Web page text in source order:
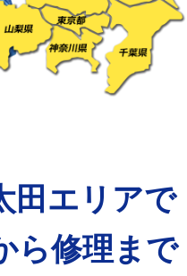
44,000円
66,000円
27,500円
田エリアで
ら修理まで